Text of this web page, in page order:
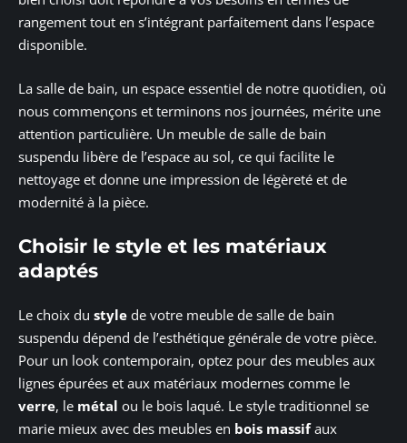
rangement tout en s’intégrant parfaitement dans l’espace
disponible.
La salle de bain, un espace essentiel de notre quotidien, où
nous commençons et terminons nos journées, mérite une
attention particulière. Un meuble de salle de bain
suspendu libère de l’espace au sol, ce qui facilite le
nettoyage et donne une impression de légèreté et de
modernité à la pièce.
Choisir le style et les matériaux
adaptés
Le choix du style de votre meuble de salle de bain
suspendu dépend de l’esthétique générale de votre pièce.
Pour un look contemporain, optez pour des meubles aux
lignes épurées et aux matériaux modernes comme le
verre, le métal ou le bois laqué. Le style traditionnel se
marie mieux avec des meubles en bois massifaux